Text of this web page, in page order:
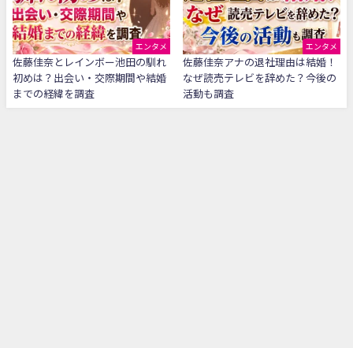
エンタメ
佐藤佳奈とレインボー池田の馴れ
初めは？出会い・交際期間や結婚
までの経緯を調査
エンタメ
佐藤佳奈アナの退社理由は結婚！
なぜ読売テレビを辞めた？今後の
活動も調査